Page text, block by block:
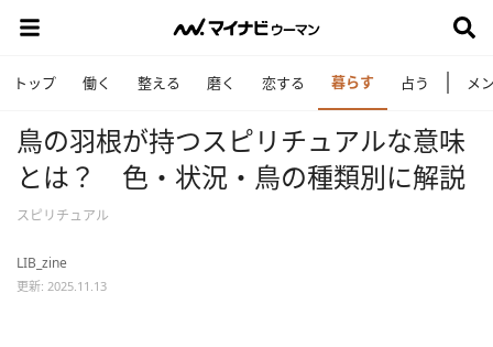
トップ 働く 整える 磨く 恋する 暮らす 占う メ
鳥の羽根が持つスピリチュアルな意味
とは？ 色・状況・鳥の種類別に解説
スピリチュアル
LIB_zine
更新: 2025.11.13